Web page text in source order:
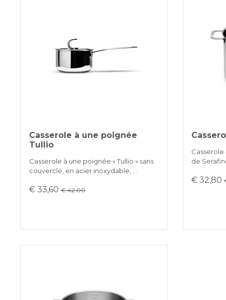
Casserole à une poignée
Tullio
Casserole à une poignée « Tullio » sans
couvercle, en acier inoxydable, …
€ 33,60€ 42.00
Casserole
de
€ 32,80